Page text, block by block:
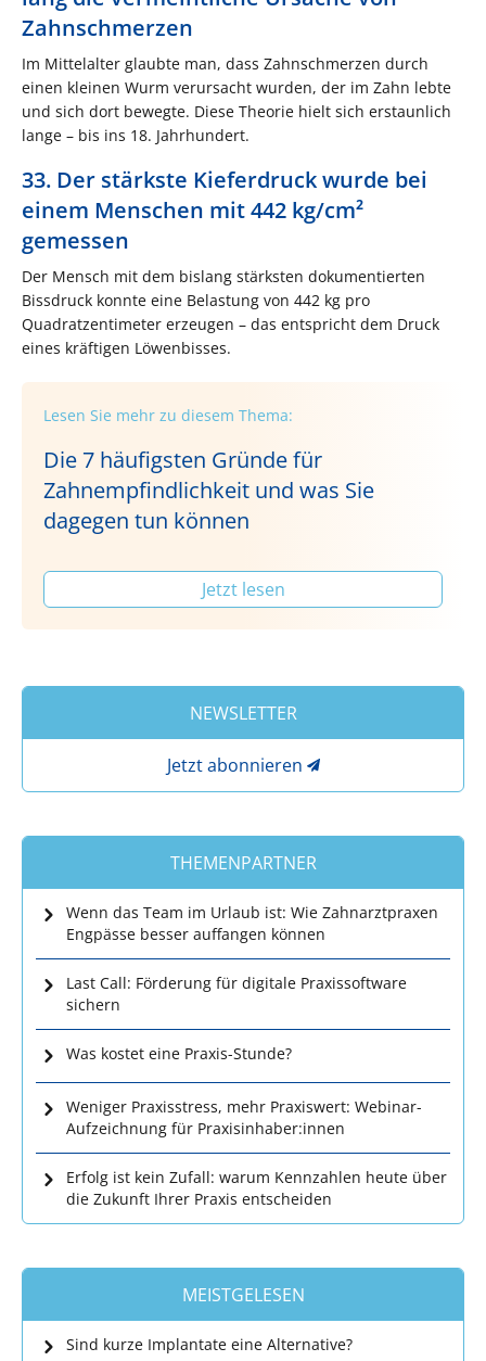
Zahnschmerzen
Im Mittelalter glaubte man, dass Zahnschmerzen durch
einen kleinen Wurm verursacht wurden, der im Zahn lebte
und sich dort bewegte. Diese Theorie hielt sich erstaunlich
lange – bis ins 18. Jahrhundert.
33. Der stärkste Kieferdruck wurde bei
einem Menschen mit 442 kg/cm²
gemessen
Der Mensch mit dem bislang stärksten dokumentierten
Bissdruck konnte eine Belastung von 442 kg pro
Quadratzentimeter erzeugen – das entspricht dem Druck
eines kräftigen Löwenbisses.
Lesen Sie mehr zu diesem Thema:
Die 7 häufigsten Gründe für
Zahnempfindlichkeit und was Sie
dagegen tun können
Jetzt lesen
NEWSLETTER
Jetzt abonnieren
THEMENPARTNER
Wenn das Team im Urlaub ist: Wie Zahnarztpraxen
Engpässe besser auffangen können
Last Call: Förderung für digitale Praxissoftware
sichern
Was kostet eine Praxis-Stunde?
Weniger Praxisstress, mehr Praxiswert: Webinar-
Aufzeichnung für Praxisinhaber:innen
Erfolg ist kein Zufall: warum Kennzahlen heute über
die Zukunft Ihrer Praxis entscheiden
MEISTGELESEN
Sind kurze Implantate eine Alternative?